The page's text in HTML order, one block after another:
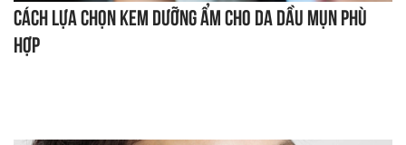
Cách lựa chọn kem dưỡng ẩm cho da dầu mụn phù
hợp